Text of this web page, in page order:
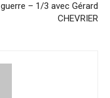
guerre – 1/3 avec Gérard
CHEVRIER